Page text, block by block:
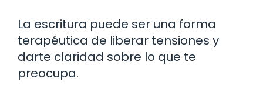
La escritura puede ser una forma
terapéutica de liberar tensiones y
darte claridad sobre lo que te
preocupa.